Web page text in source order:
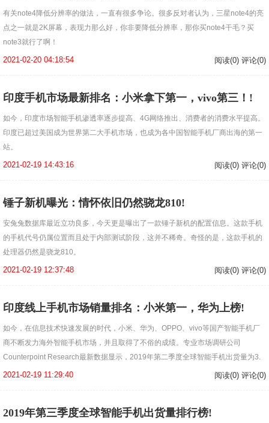
有关note4降低分辨率的做法，一直有很多争论。很多反对者认为，三星note4的亮
点之一就是2K屏幕，表现力那么好，你非要降低分辨率，那你买note4干毛？买
note3就行了啊！
2021-02-20 04:18:54 阅读(0) 评论(0)
印度手机市场最新排名：小米拿下第一，vivo第三！!
如今，印度市场智能手机渗透率逐步提高、4G网络推出、消费者的消费水平提高。
印度已超过美国成为世界第二大手机市场，也成为各中国智能手机厂商出海的第一
站。
2021-02-19 14:43:16 阅读(0) 评论(0)
锤子新机曝光：情怀依旧仍然骁龙810!
安兔兔数据库最近立功良多，今天更是曝出了一款锤子新机的配置信息。这款手机
的手机代号仍属位置而且处于内部测试阶段，这并不稀奇。奇怪的是，这款手机的
处理器仍然是骁龙810。
2021-02-19 12:37:48 阅读(0) 评论(0)
印度线上手机市场销量排名：小米第一，华为上榜!
如今，在信息技术快速发展的时代，小米、华为、OPPO、vivo等国产智能手机厂
商不断发力海外智能手机市场，并且取得了不俗的成绩。专业市场调研公司
Counterpoint Research最新数据显示，2019年第二季度全球智能手机出货量为3.
2021-02-19 11:29:40 阅读(0) 评论(0)
2019年第三季度全球智能手机出货量排行榜!